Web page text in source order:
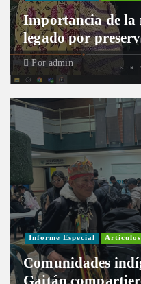
Importancia de la
legado por
Por admin
Informe Especial Artículos
Comunidades
Gaitán